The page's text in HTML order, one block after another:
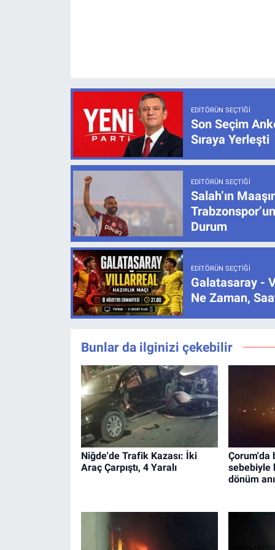
EDITÖRÜN SEÇTIĞI
Son Seçim
Sıraya Yerleşti
EDITÖRÜN SEÇTIĞI
Salah’ın
Durum
EDITÖRÜN SEÇTIĞI
Galatasaray -
Ne Zaman,
Bunlar da ilginizi çekebilir
Niğde'de Trafik Kazası: İki
Araç Çarpıştı, 4 Yaralı
Çorum'da
sebebiyle
dönüm